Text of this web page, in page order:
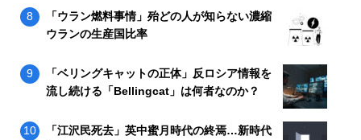
「ウラン燃料事情」殆どの人が知らない濃縮
ウランの生産国比率
「ベリングキャットの正体」反ロシア情報を
流し続ける「Bellingcat」は何者なのか？
「江沢民死去」英中蜜月時代の終焉…新時代